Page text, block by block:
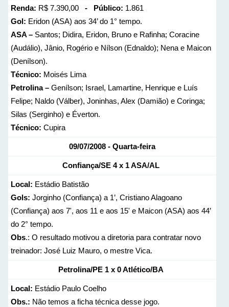
Renda: R$ 7.390,00 - Público: 1.861
Gol: Eridon (ASA) aos 34’ do 1° tempo.
ASA – Santos; Didira, Eridon, Bruno e Rafinha; Coracine
(Audálio), Jânio, Rogério e Nílson (Ednaldo); Nena e Maicon
(Denílson).
Técnico: Moisés Lima
Petrolina – Genílson; Israel, Lamartine, Henrique e Luís
Felipe; Naldo (Válber), Joninhas, Alex (Damião) e Coringa;
Silas (Serginho) e Éverton.
Técnico: Cupira
09/07/2008 - Quarta-feira
Confiança/SE 4 x 1 ASA/AL
Local: Estádio Batistão
Gols: Jorginho (Confiança) a 1’, Cristiano Alagoano
(Confiança) aos 7', aos 11 e aos 15' e Maicon (ASA) aos 44’
do 2° tempo.
Obs.: O resultado motivou a diretoria para contratar novo
treinador: José Luiz Mauro, o mestre Vica.
Petrolina/PE 1 x 0 Atlético/BA
Local: Estádio Paulo Coelho
Obs.: Não temos a ficha técnica desse jogo.